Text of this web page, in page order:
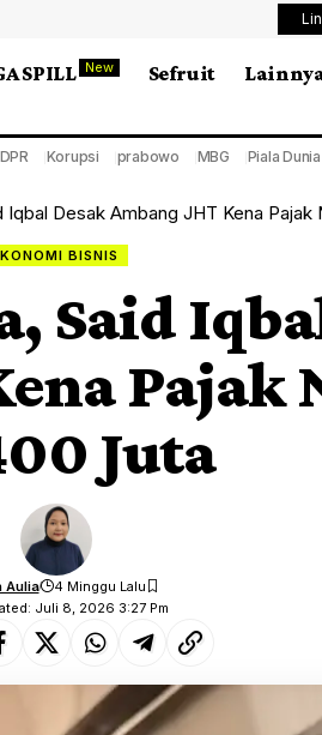
SPILL New Sefruit
DPR Korupsi prabowo MBG Piala
Iqbal Desak Ambang JHT Kena Pajak
BISNIS
Said
Pajak
Juta
Juli 8, 2026 3:27 Pm
Aulia 4 Minggu Lalu